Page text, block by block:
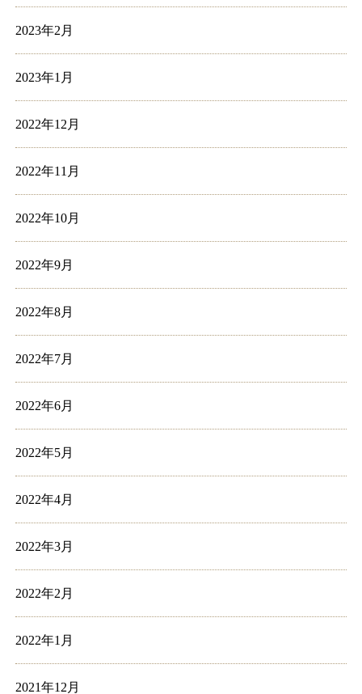
2023年2月
2023年1月
2022年12月
2022年11月
2022年10月
2022年9月
2022年8月
2022年7月
2022年6月
2022年5月
2022年4月
2022年3月
2022年2月
2022年1月
2021年12月